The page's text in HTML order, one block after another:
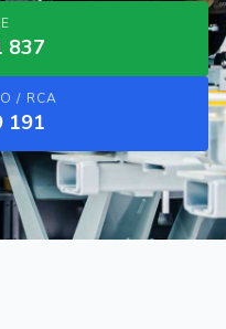
837
/ RCA
191